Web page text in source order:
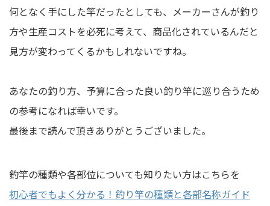
何となく手にした竿だったとしても、メーカーさんが釣り
方や生産コストを必死に考えて、商品化されているんだと
見方が変わってくるかもしれないですね。
あなたの釣り方、予算に合った良い釣り竿に巡り合うため
の参考になれば幸いです。
最後まで読んで頂きありがとうございました。
釣竿の種類や各部位についても知りたい方はこちらを
初心者でもよく分かる！釣り竿の種類と各部名称ガイド